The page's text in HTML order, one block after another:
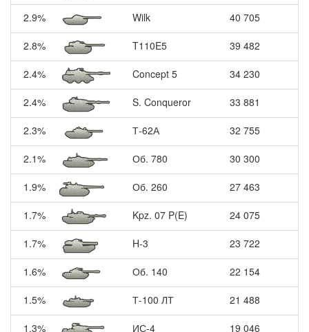
2.9% Wilk 40 705
2.8% T110E5 39 482
2.4% Concept 5 34 230
2.4% S. Conqueror 33 881
2.3% Т-62А 32 755
2.1% Об. 780 30 300
1.9% Об. 260 27 463
1.7% Kpz. 07 P(E) 24 075
1.7% H-3 23 722
1.6% Об. 140 22 154
1.5% Т-100 ЛТ 21 488
1.3% ИС-4 19 046